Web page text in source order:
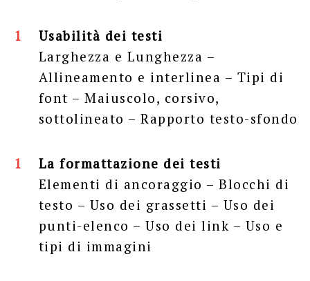
Usabilità dei testi
Larghezza e Lunghezza –
Allineamento e interlinea – Tipi di
font – Maiuscolo, corsivo,
sottolineato – Rapporto testo-sfondo
La formattazione dei testi
Elementi di ancoraggio – Blocchi di
testo – Uso dei grassetti – Uso dei
punti-elenco – Uso dei link – Uso e
tipi di immagini